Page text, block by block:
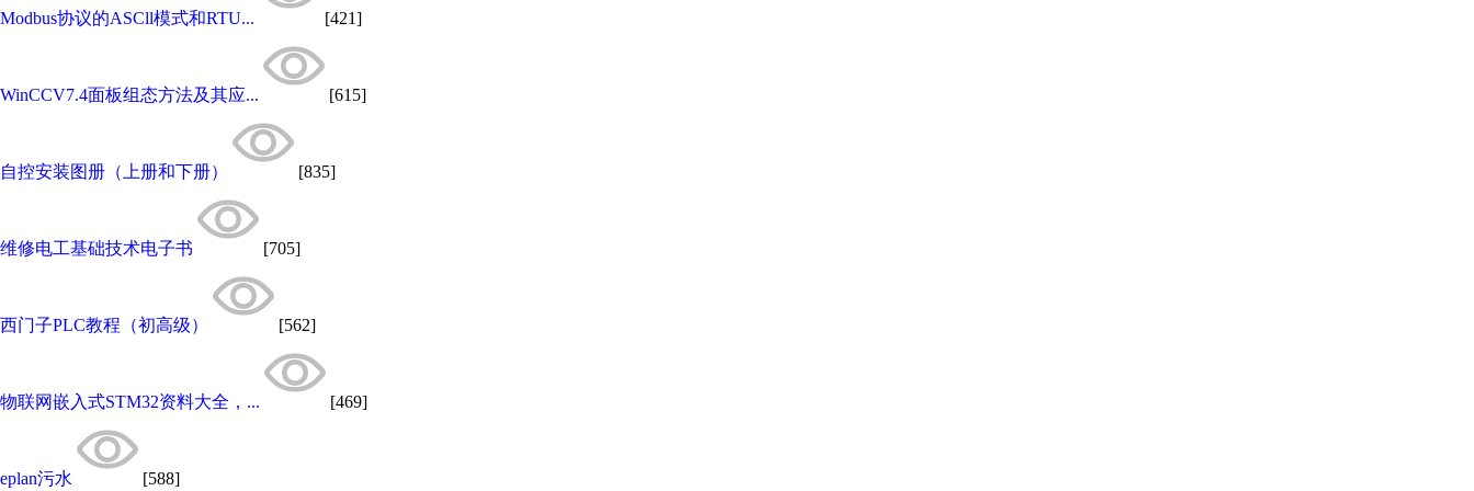
Modbus协议的ASCll模式和RTU... [421]
WinCCV7.4面板组态方法及其应... [615]
自控安装图册（上册和下册） [835]
维修电工基础技术电子书 [705]
西门子PLC教程（初高级） [562]
物联网嵌入式STM32资料大全，... [469]
eplan污水 [588]